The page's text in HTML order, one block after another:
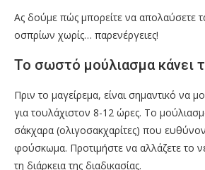
Ας δούμε πώς μπορείτε να απολαύσετε
οσπρίων χωρίς… παρενέργειες!
Το σωστό μούλιασμα κάνει
Πριν το μαγείρεμα, είναι σημαντικό να
για τουλάχιστον 8-12 ώρες. Το
σάκχαρα (ολιγοσακχαρίτες) που
φούσκωμα. Προτιμήστε να αλλάζετε το
τη διάρκεια της διαδικασίας.